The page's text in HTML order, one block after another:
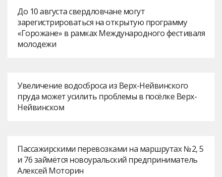
До 10 августа свердловчане могут
зарегистрироваться на открытую программу
«Горожане» в рамках Международного фестиваля
молодежи
Увеличение водосброса из Верх-Нейвинского
пруда может усилить проблемы в посёлке Верх-
Нейвинском
Пассажирскими перевозками на маршрутах № 2, 5
и 76 займётся новоуральский предприниматель
Алексей Моторин